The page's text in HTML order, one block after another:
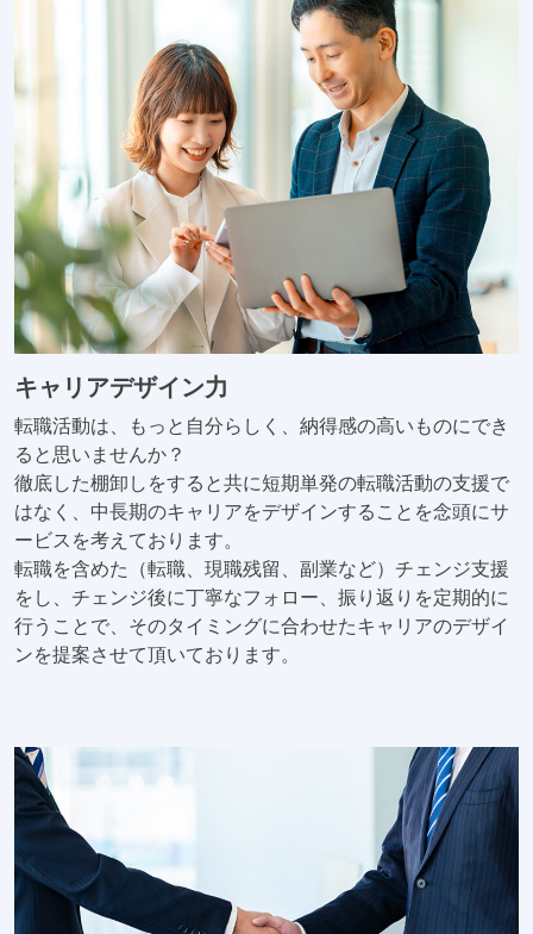
キャリアデザイン力
転職活動は、もっと自分らしく、納得感の高いものにでき
ると思いませんか？
徹底した棚卸しをすると共に短期単発の転職活動の支援で
はなく、中長期のキャリアをデザインすることを念頭にサ
ービスを考えております。
転職を含めた（転職、現職残留、副業など）チェンジ支援
をし、チェンジ後に丁寧なフォロー、振り返りを定期的に
行うことで、そのタイミングに合わせたキャリアのデザイ
ンを提案させて頂いております。